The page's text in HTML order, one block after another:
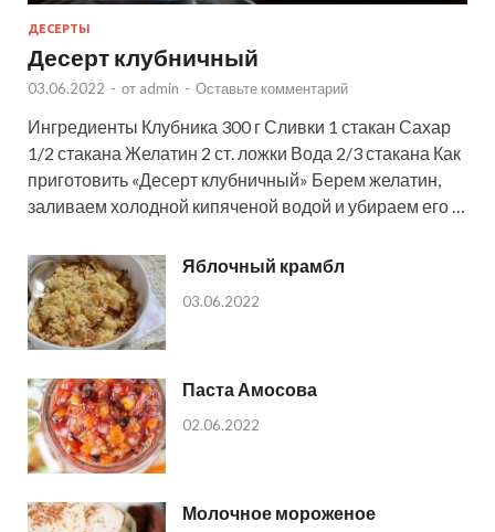
ДЕСЕРТЫ
Десерт клубничный
03.06.2022 - от admin - Оставьте комментарий
Ингредиенты Клубника 300 г Сливки 1 стакан Сахар
1/2 стакана Желатин 2 ст. ложки Вода 2/3 стакана Как
приготовить «Десерт клубничный» Берем желатин,
заливаем холодной кипяченой водой и убираем его …
Яблочный крамбл
03.06.2022
Паста Амосова
02.06.2022
Молочное мороженое